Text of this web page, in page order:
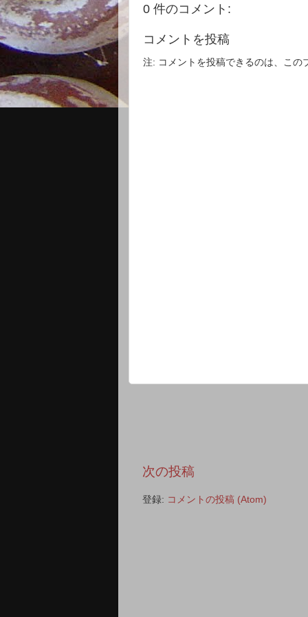
0 件のコメント:
コメントを投稿
注: コメントを投稿できるのは、この
次の投稿
登録: コメントの投稿 (Atom)